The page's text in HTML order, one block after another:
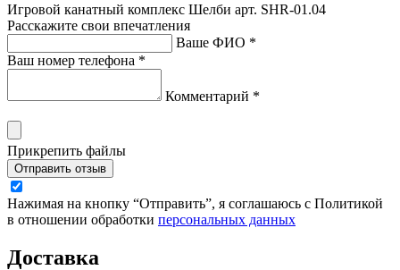
Игровой канатный комплекс Шелби арт. SHR-01.04
Расскажите свои впечатления
Ваше ФИО *
Ваш номер телефона *
Комментарий *
Прикрепить файлы
Отправить отзыв
Нажимая на кнопку “Отправить”, я соглашаюсь с Политикой
в отношении обработки персональных данных
Доставка